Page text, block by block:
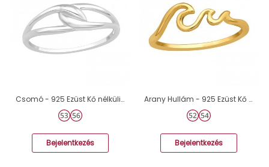
Csomó - 925 Ezüst Kő nélküli gyűrűk A4S40059
Bejelentkezés
Arany Hullám - 925 Ezüst Kő Nélküli Gyűrűk A4S49097
Bejelentkezés